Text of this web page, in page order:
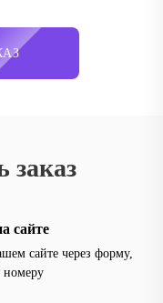
заказ
сайте
сайте через форму,
номеру